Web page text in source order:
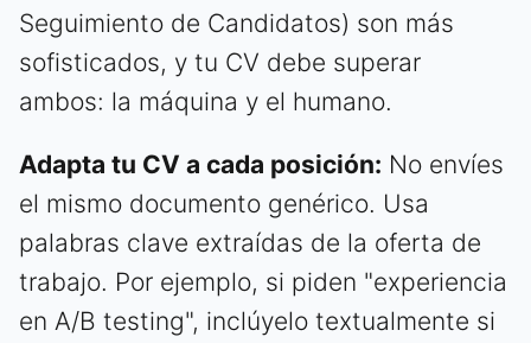
Seguimiento de Candidatos) son más
sofisticados, y tu CV debe superar
ambos: la máquina y el humano.
Adapta tu CV a cada posición: No envíes
el mismo documento genérico. Usa
palabras clave extraídas de la oferta de
trabajo. Por ejemplo, si piden "experiencia
en A/B testing", inclúyelo textualmente si